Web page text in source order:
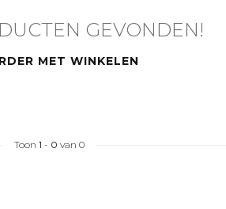
GEVONDEN!
MET WINKELEN
Toon 1 - 0 van 0